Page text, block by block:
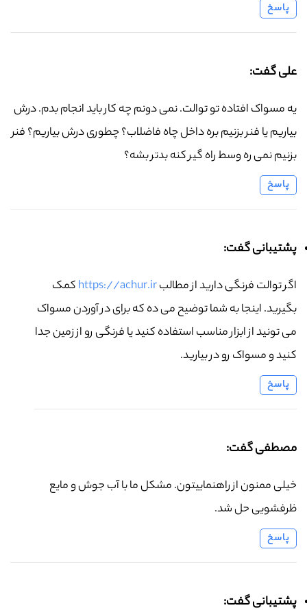
پاسخ
علی گفت:
یه مسواک افتاده تو توالت. نمی دونم چه کار باید انجام بدم. درش
بیاریم یا فنر بزنیم بره داخل چاه فاضلاب؟ چطوری درش بیاریم؟ فنر
بزنیم نمی ره وسط راه گیر کنه بدتر بشه؟
پاسخ
پشتیبانی گفت:
اگر توالت فرنگی دارید از مطالبhttps://achur.irکمک
بگیرید. اینجا به شما توضیح می ده که برای در آوردن مسواک
می تونید از ابزار مناسب استفاده کنید یا فرنگی رو از زمین جدا
کنید و مسواک رو در بیارید.
پاسخ
مصطفی گفت:
خیلی ممنون از راهنماییتون. مشکل ما با آب جوش و مایع
ظرفشویی حل شد.
پاسخ
پشتیبانی گفت: